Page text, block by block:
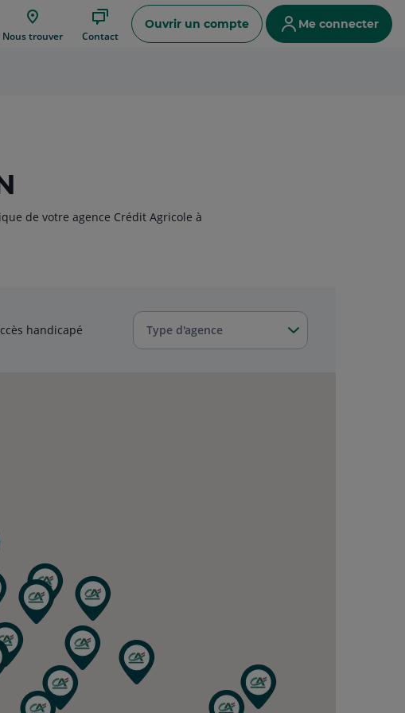
Nous trouver Contact
Ouvrir un compte Me connecter
de votre agence Crédit Agricole à
handicapé Type d'agence